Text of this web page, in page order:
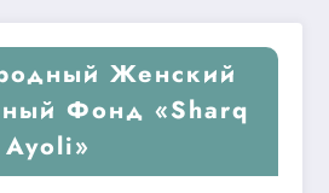
Женский
Фонд «Sharq
Ayoli»